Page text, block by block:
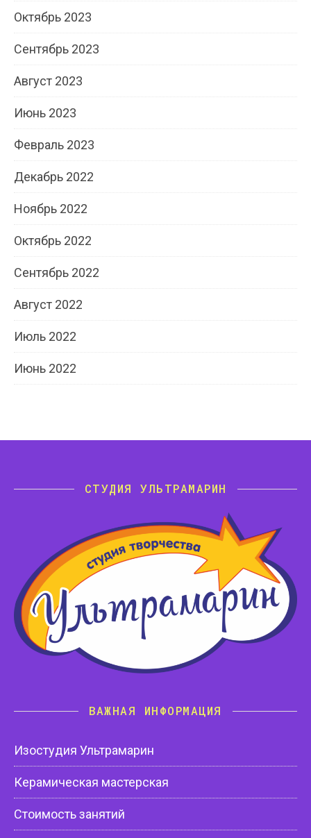
Октябрь 2023
Сентябрь 2023
Август 2023
Июнь 2023
Февраль 2023
Декабрь 2022
Ноябрь 2022
Октябрь 2022
Сентябрь 2022
Август 2022
Июль 2022
Июнь 2022
СТУДИЯ УЛЬТРАМАРИН
ВАЖНАЯ ИНФОРМАЦИЯ
Изостудия Ультрамарин
Керамическая мастерская
Стоимость занятий